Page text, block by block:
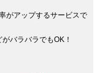
がアップするサービスで
バラバラでもOK！